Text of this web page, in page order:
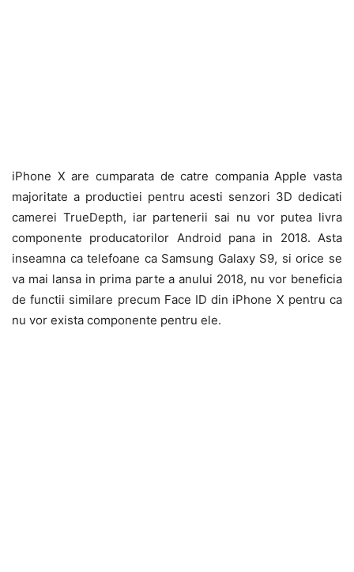
iPhone X are cumparata de catre compania Apple vasta
majoritate a productiei pentru acesti senzori 3D dedicati
camerei TrueDepth, iar partenerii sai nu vor putea livra
componente producatorilor Android pana in 2018. Asta
inseamna ca telefoane ca Samsung Galaxy S9, si orice se
va mai lansa in prima parte a anului 2018, nu vor beneficia
de functii similare precum Face ID din iPhone X pentru ca
nu vor exista componente pentru ele.